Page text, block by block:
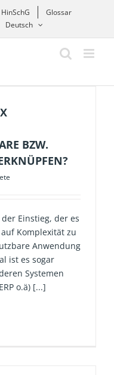
HinSchG
Glossar
Deutsch
BZW.
Einstieg, der es
Komplexität zu
Anwendung
ist es sogar
Systemen
o.ä) [...]